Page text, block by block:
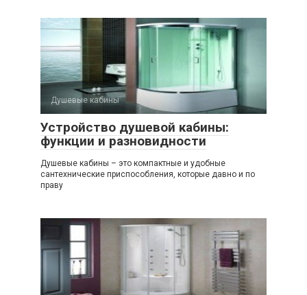
Душевые кабины
Устройство душевой кабины:
функции и разновидности
Душевые кабины – это компактные и удобные
сантехнические приспособления, которые давно и по
праву